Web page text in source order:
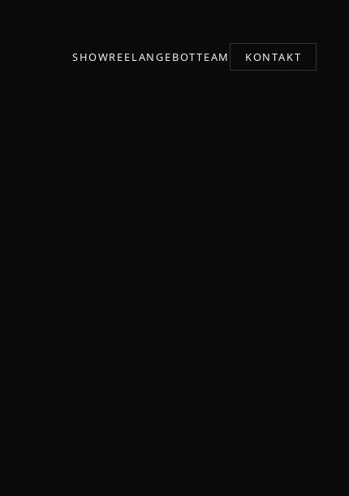
SHOWREELANGEBOTTEAM KONTAKT